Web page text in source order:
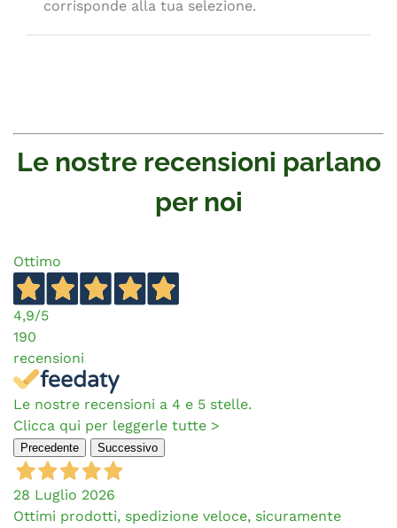
corrisponde alla tua selezione.
Le nostre recensioni parlano
per noi
Ottimo
4,9/5
190
recensioni
Le nostre recensioni a 4 e 5 stelle.
Clicca qui per leggerle tutte >
Precedente Successivo
28 Luglio 2026
Ottimi prodotti, spedizione veloce, sicuramente